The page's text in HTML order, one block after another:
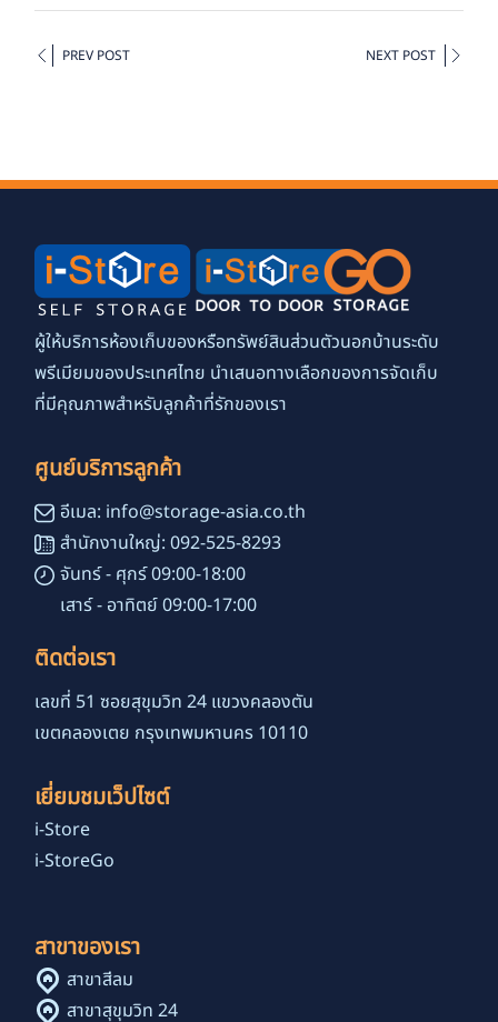
PREV POST NEXT POST
ผู้ให้บริการห้องเก็บของหรือทรัพย์สินส่วนตัวนอกบ้านระดับ
พรีเมียมของประเทศไทย นำเสนอทางเลือกของการจัดเก็บ
ที่มีคุณภาพสำหรับลูกค้าที่รักของเรา
ศูนย์บริการลูกค้า
อีเมล: info@storage-asia.co.th
สำนักงานใหญ่: 092-525-8293
จันทร์ - ศุกร์ 09:00-18:00
เสาร์ - อาทิตย์ 09:00-17:00
ติดต่อเรา
เลขที่ 51 ซอยสุขุมวิท 24 แขวงคลองตัน
เขตคลองเตย กรุงเทพมหานคร 10110
เยี่ยมชมเว็ปไซต์
i-Store
i-StoreGo
สาขาของเรา
สาขาสีลม
สาขาสุขุมวิท 24